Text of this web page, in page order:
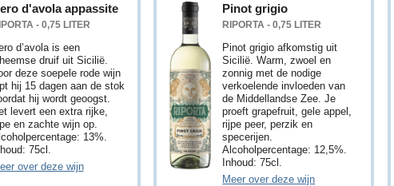
d'avola appassite
- 0,75 LITER
d’avola is een
druif uit Sicilië.
deze soepele rode wijn
hij 15 dagen aan de stok
hij wordt geoogst.
levert een extra rijke,
en zachte wijn op.
13%.
75cl.
over deze wijn
Pinot grigio
RIPORTA - 0,75 LITER
Pinot grigio afkomstig uit
Sicilië. Warm, zwoel en
zonnig met de nodige
verkoelende invloeden van
de Middellandse Zee. Je
proeft grapefruit, gele appel,
rijpe peer, perzik en
specerijen.
Alcoholpercentage: 12,5%.
Inhoud: 75cl.
Meer over deze wijn